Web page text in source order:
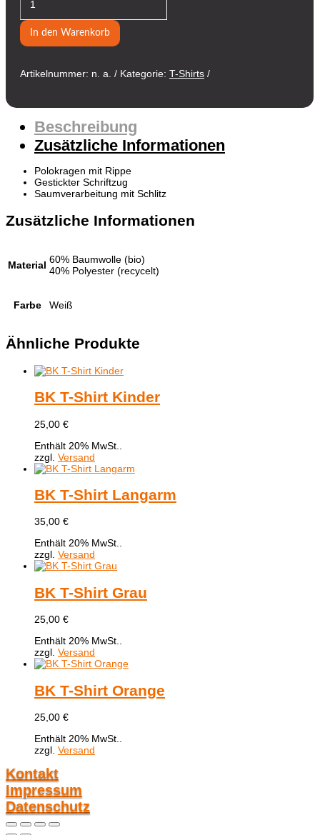
Polo
Shirt
Menge
In den Warenkorb
Artikelnummer: n. a. Kategorie: T-Shirts
Beschreibung
Zusätzliche Informationen
Polokragen mit Rippe
Gestickter Schriftzug
Saumverarbeitung mit Schlitz
Zusätzliche Informationen
Material 60% Baumwolle (bio)
40% Polyester (recycelt)
Farbe Weiß
Ähnliche Produkte
BK T-Shirt Kinder
25,00 €
Enthält 20% MwSt..
zzgl. Versand
BK T-Shirt Langarm
35,00 €
Enthält 20% MwSt..
zzgl. Versand
BK T-Shirt Grau
25,00 €
Enthält 20% MwSt..
zzgl. Versand
BK T-Shirt Orange
25,00 €
Enthält 20% MwSt..
zzgl. Versand
Kontakt
Impressum
Datenschutz